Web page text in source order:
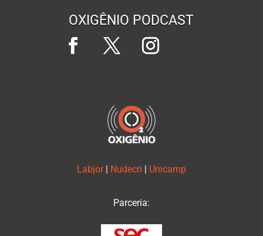
OXIGÊNIO PODCAST
Labjor Nudecri Unicamp
Parceria: